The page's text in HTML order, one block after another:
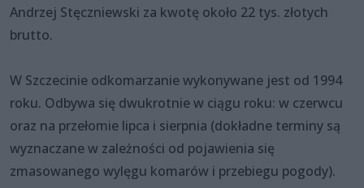
Andrzej Stęczniewski za kwotę około 22 tys. złotych
brutto.
W Szczecinie odkomarzanie wykonywane jest od 1994
roku. Odbywa się dwukrotnie w ciągu roku: w czerwcu
oraz na przełomie lipca i sierpnia (dokładne terminy są
wyznaczane w zależności od pojawienia się
zmasowanego wylęgu komarów i przebiegu pogody).